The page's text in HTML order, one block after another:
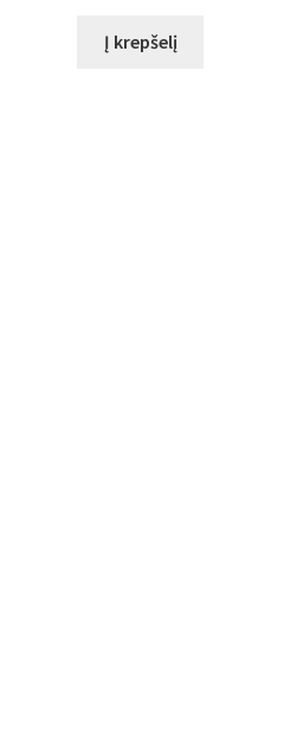
Į krepšelį